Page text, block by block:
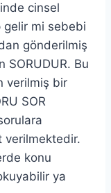
cinsel
gelir mi sebebi
gönderilmiş
SORUDUR. Bu
verilmiş bir
SOR
verilmektedir.
konu
ya